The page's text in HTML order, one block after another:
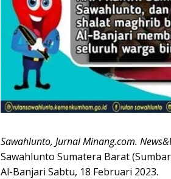
Sawahlunto, Jurnal Minang.com.
Sawahlunto Sumatera Barat
Al-Banjari Sabtu, 18 Februari 2023.